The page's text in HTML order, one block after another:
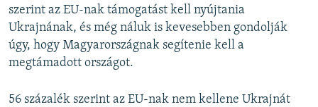
szerint az EU-nak támogatást kell nyújtania
Ukrajnának, és még náluk is kevesebben gondolják
úgy, hogy Magyarországnak segítenie kell a
megtámadott országot.
56 százalék szerint az EU-nak nem kellene Ukrajnát